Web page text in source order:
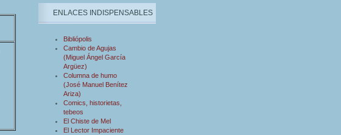
ENLACES INDISPENSABLES
Bibliópolis
Cambio de Agujas
(Miguel Ángel García
Argüez)
Columna de humo
(José Manuel Benítez
Ariza)
Comics, historietas,
tebeos
El Chiste de Mel
El Lector Impaciente